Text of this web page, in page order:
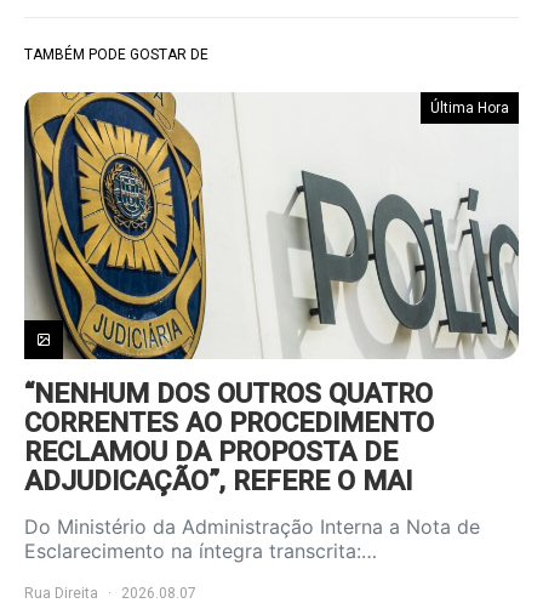
TAMBÉM PODE GOSTAR DE
Última Hora
“NENHUM DOS OUTROS QUATRO
CORRENTES AO PROCEDIMENTO
RECLAMOU DA PROPOSTA DE
ADJUDICAÇÃO”, REFERE O MAI
Do Ministério da Administração Interna a Nota de
Esclarecimento na íntegra transcrita:…
Rua Direita 2026.08.07